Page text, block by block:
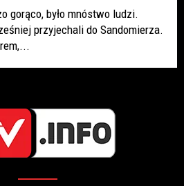
gorąco, było mnóstwo ludzi.
przyjechali do Sandomierza.